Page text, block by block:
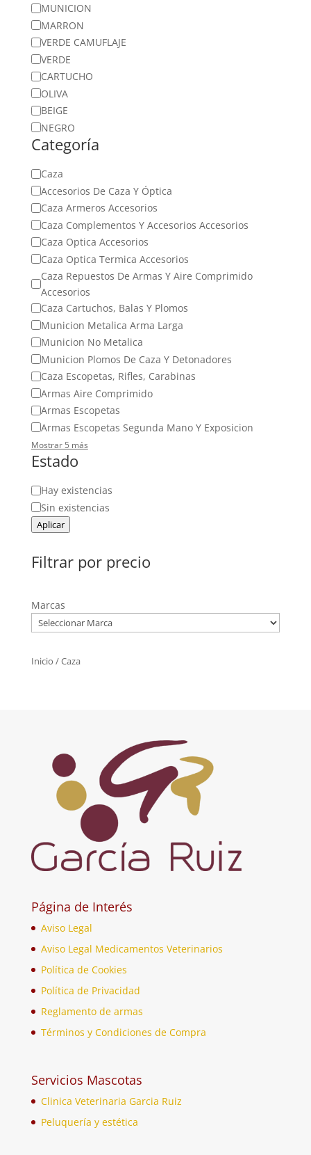
Color
MUNICION
MARRON
VERDE CAMUFLAJE
VERDE
CARTUCHO
OLIVA
BEIGE
NEGRO
Categoría
Categoría
Caza
Accesorios De Caza Y Óptica
Caza Armeros Accesorios
Caza Complementos Y Accesorios Accesorios
Caza Optica Accesorios
Caza Optica Termica Accesorios
Caza Repuestos De Armas Y Aire Comprimido
Accesorios
Caza Cartuchos, Balas Y Plomos
Municion Metalica Arma Larga
Municion No Metalica
Municion Plomos De Caza Y Detonadores
Caza Escopetas, Rifles, Carabinas
Armas Aire Comprimido
Armas Escopetas
Armas Escopetas Segunda Mano Y Exposicion
Mostrar 5 más
Estado
Estado
Hay existencias
Sin existencias
Aplicar
Filtrar por precio
Marcas
Inicio / Caza
Página de Interés
Aviso Legal
Aviso Legal Medicamentos Veterinarios
Política de Cookies
Política de Privacidad
Reglamento de armas
Términos y Condiciones de Compra
Servicios Mascotas
Clinica Veterinaria Garcia Ruiz
Peluquería y estética